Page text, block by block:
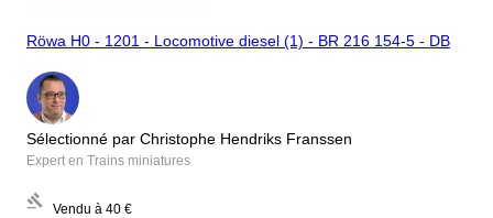
Röwa H0 - 1201 - Locomotive diesel (1) - BR 216 154-5 - DB
Sélectionné par Christophe Hendriks Franssen
Expert en Trains miniatures
Vendu à 40 €